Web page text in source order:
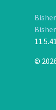
©